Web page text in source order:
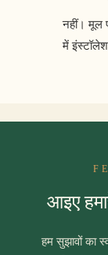
नहीं। मूल
में
आइए
हम सुझावों का